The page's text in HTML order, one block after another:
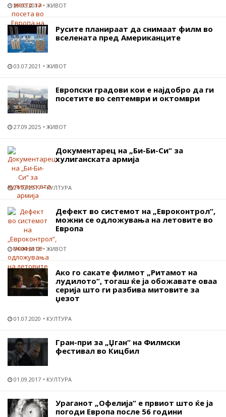
29.05.2017 ЖИВОТ
Русите планираат да снимаат филм во
вселената пред Американците
03.07.2021 ЖИВОТ
Европски градови кои е најдобро да ги
посетите во септември и октомври
27.09.2025 ЖИВОТ
Документарец на „Би-Би-Си“ за
хулиганската армија
21.02.2017 КУЛТУРА
Дефект во системот на „Евроконтрол“,
можни се одложувања на летовите во
Европа
04.04.2018 ЖИВОТ
Ако го сакате филмот „Ритамот на
лудилото“, тогаш ќе ја обожавате оваа
серија што ги разбива митовите за
џезот
01.07.2020 КУЛТУРА
Гран-при за „Џган“ на Филмски
фестивал во Кицбил
01.09.2017 КУЛТУРА
Ураганот „Офелија“ е првиот што ќе ја
погоди Европа после 56 години